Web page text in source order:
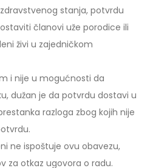
stanja, potvrdu
članovi uže porodice ili
živi u zajedničkom
i nije u mogućnosti da
dužan je da potvrdu dostavi u
razloga zbog kojih nije
ne ispoštuje ovu obavezu,
za otkaz ugovora o radu.